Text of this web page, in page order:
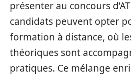
présenter au concours
candidats peuvent opter
formation à distance, où
théoriques sont
pratiques. Ce mélange